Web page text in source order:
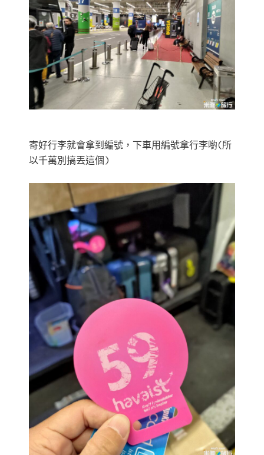
寄好行李就會拿到編號，下車用編號拿行李喲(所
以千萬別搞丟這個)